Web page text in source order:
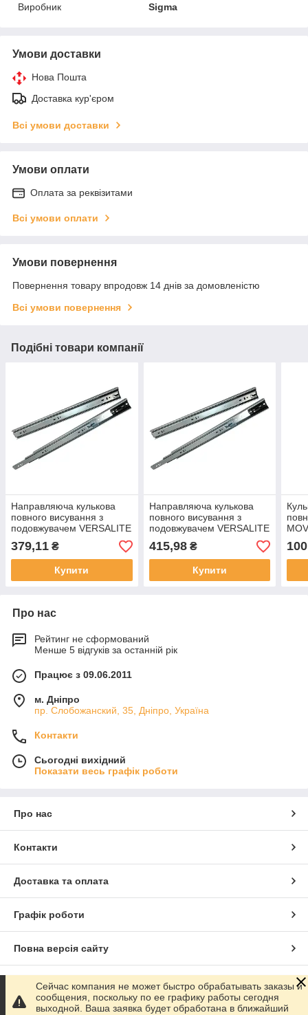
Виробник
Sigma
Умови доставки
Нова Пошта
Доставка кур'єром
Всі умови доставки
Умови оплати
Оплата за реквізитами
Всі умови оплати
Умови повернення
Повернення товару впродовж 14 днів за домовленістю
Всі умови повернення
Подібні товари компанії
Направляюча кулькова
повного висування з
подовжувачем VERSALITE
300 мм ( навантаження 30
кг)
379,11 ₴
Купити
Направляюча кулькова
повного висування з
подовжувачем VERSALITE
350 мм ( навантаження 30
кг)
415,98₴
Купити
мм
Про нас
Рейтинг не сформований
Менше 5 відгуків за останній рік
Працює з 09.06.2011
м. Дніпро
пр. Слобожанский, 35, Дніпро, Україна
Контакти
Сьогодні вихідний
Показати весь графік роботи
Про нас
Контакти
Доставка та оплата
Графік роботи
Повна версія сайту
Сайт створено на маркетплейсі Prom.ua
Сейчас компания не может быстро обрабатывать заказы и
сообщения, поскольку по ее графику работы сегодня
выходной. Ваша заявка будет обработана в ближайший